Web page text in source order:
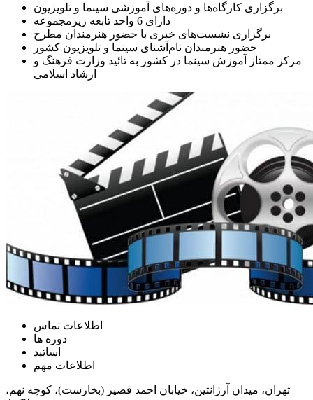
برگزاری کارگاه‌ها و دوره‌های آموزشی سینما و تلویزیون
دارای 6 واحد تابعه زیرمجموعه
برگزاری نشست‌های خبری با حضور هنرمندان مطرح
حضور هنرمندان نام‌آشنای سینما و تلویزیون کشور
مرکز ممتاز آموزش سینما در کشور به تائید وزارت فرهنگ و
ارشاد اسلامی
اطلاعات تماس
دوره ها
اساتید
اطلاعات مهم
تهران، میدان آرژانتین، خیابان احمد قصیر (بخارست)، کوچه نهم،